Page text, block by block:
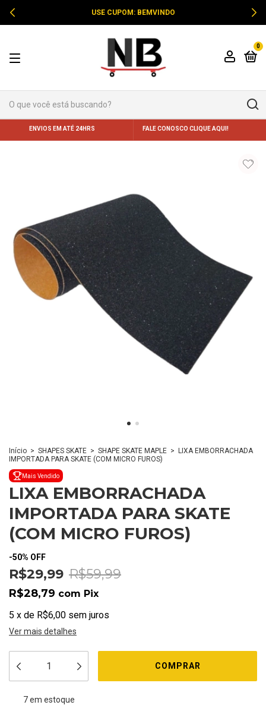
USE CUPOM: BEMVINDO
0
ENVIOS EM ATÉ 24HRS FALE CONOSCO CLIQUE AQUI!
Início > SHAPES SKATE > SHAPE SKATE MAPLE >
LIXA EMBORRACHADA
IMPORTADA PARA SKATE (COM MICRO FUROS)
Mais Vendido
LIXA EMBORRACHADA
IMPORTADA PARA SKATE
(COM MICRO FUROS)
-50% OFF
R$29,99 R$59,99
R$28,79 com Pix
5 x de R$6,00 sem juros
Ver mais detalhes
7em estoque